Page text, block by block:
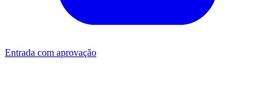
Entrada com aprovação